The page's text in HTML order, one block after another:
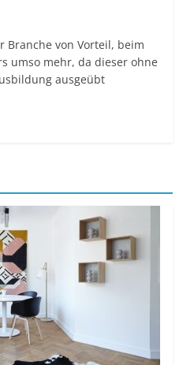
Branche von Vorteil, beim
umso mehr, da dieser ohne
ausgeübt